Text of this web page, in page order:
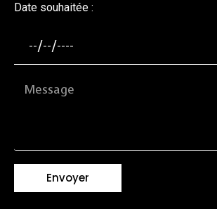
Date souhaitée :
Envoyer